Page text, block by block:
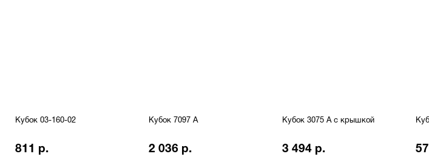
Кубок 03-160-02
811 р.
Кубок 7097 A
2 036 р.
Кубок 3075 A с крышкой
3 494 р.